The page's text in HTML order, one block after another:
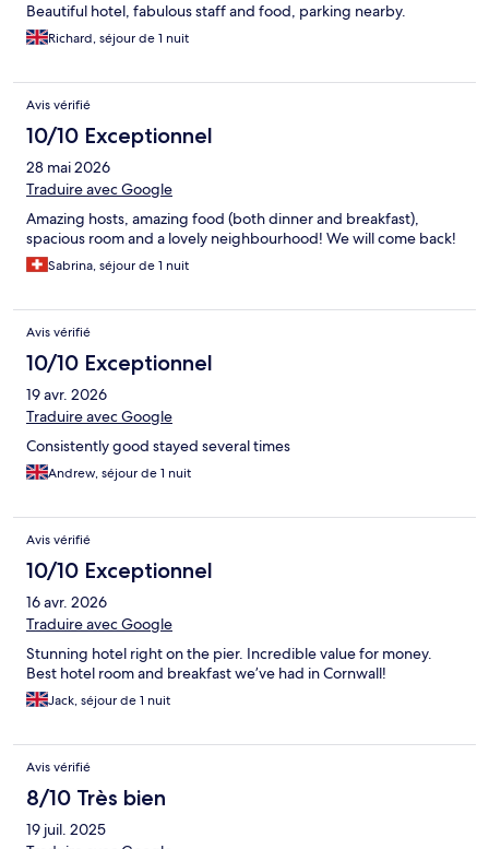
Beautiful hotel, fabulous staff and food, parking nearby.
Richard, séjour de 1 nuit
Avis vérifié
10/10 Exceptionnel
28 mai 2026
Traduire avec Google
Amazing hosts, amazing food (both dinner and breakfast),
spacious room and a lovely neighbourhood! We will come back!
Sabrina, séjour de 1 nuit
Avis vérifié
10/10 Exceptionnel
19 avr. 2026
Traduire avec Google
Consistently good stayed several times
Andrew, séjour de 1 nuit
Avis vérifié
10/10 Exceptionnel
16 avr. 2026
Traduire avec Google
Stunning hotel right on the pier. Incredible value for money.
Best hotel room and breakfast we’ve had in Cornwall!
Jack, séjour de 1 nuit
Avis vérifié
8/10 Très bien
19 juil. 2025